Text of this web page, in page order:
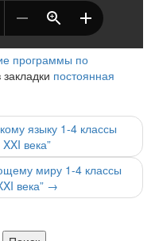
программы по
постоянная
языку 1-4 классы
века”
миру 1-4 классы
века” →